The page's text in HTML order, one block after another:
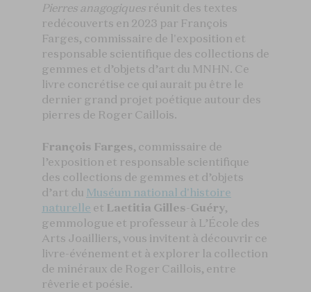
Pierres anagogiques réunit des textes
redécouverts en 2023 par François
Farges, commissaire de l'exposition et
responsable scientifique des collections de
gemmes et d’objets d’art du MNHN. Ce
livre concrétise ce qui aurait pu être le
dernier grand projet poétique autour des
pierres de Roger Caillois.
François Farges, commissaire de
l’exposition et responsable scientifique
des collections de gemmes et d’objets
d’art du Muséum national d'histoire
naturelle et Laetitia Gilles-Guéry,
gemmologue et professeur à L’École des
Arts Joailliers, vous invitent à découvrir ce
livre-événement et à explorer la collection
de minéraux de Roger Caillois, entre
rêverie et poésie.